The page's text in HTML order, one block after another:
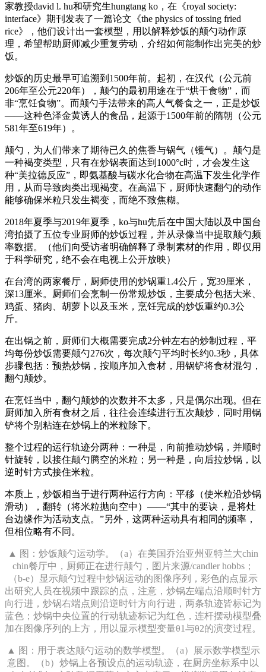
家教授david l. hu和研究生hungtang ko，在《royal society:
interface》期刊发表了一篇论文《the physics of tossing fried
rice》，他们设计出一套模型，用以解释炒饭的颠勺动作原
理，希望帮助厨师减少重复劳动，介绍如何能制作出完美的炒
饭。
炒饭的历史最早可追溯到1500年前。起初，在汉代（公元前
206年至公元220年），颠勺的最初用途在于“烘干食物”，而
非“烹饪食物”。而颠勺手法带来的高人气餐食之一，正是炒饭
——这种色泽金黄诱人的食品，起源于1500年前的隋朝（公元
581年至619年）。
颠勺，为人们带来了期待已久的焦香与锅气（镬气）。颠勺是
一种褐变类型，只有在炒锅表面达到1000°c时，才会发生这
种“美拉德反应”，即氨基酸与碳水化合物在高温下发生化学作
用，从而导致肉类出现褐变。在高温下，厨师快速翻勺的动作
能够确保米粒只发生褐变，而绝不致焦糊。
2018年夏季与2019年夏季，ko与hu先后在中国大陆以及中国台
湾拍摄了五位专业厨师的炒饭过程，并从录像当中提取颠勺频
率数据。（他们向受访者明确解释了录制素材的作用，即仅用
于科学研究，绝不会在电视上公开放映）
在台湾的两家餐厅，厨师使用的炒锅重1.4公斤，宽39厘米，
深13厘米。厨师们会烹制一份常规炒饭，主要成分包括大米、
鸡蛋、猪肉、胡萝卜以及玉米，烹饪完成的炒饭重约0.3公
斤。
在出锅之前，厨师们大概需要完成2分钟左右的炒制过程，平
均每份炒饭需要颠勺276次，每次颠勺平均时长约0.3秒，具体
步骤包括：预热炒锅，按顺序加入食材，用锅铲将食材混匀，
翻勺颠炒。
在烹饪当中，翻勺颠炒的次数并不太多，只是偶尔出现。但在
厨师加入所有食材之后，往往会连续进行五次颠炒，同时用锅
铲将个别粘连在炒锅上的米粒除下。
整个过程的运行轨迹分两种：一种是，向前推动炒锅，并顺时
针旋转，以接住颠勺腾空的米粒；另一种是，向后拉炒锅，以
逆时针方式接住米粒。
本质上，炒饭相当于进行两种运行方向：平移（使米粒沿炒锅
滑动），翻转（将米粒抛向空中）——“其中的要诀，是将灶
台边缘作为活动支点。”另外，这两种运动具有相同的频率，
但相位略有不同。
▲ 图：炒饭颠勺运动学。（a）在美国乔治亚州亚特兰大chin
chin餐厅中，厨师正在进行颠勺，图片来源/candler hobbs；
（b-e）显示颠勺过程中炒锅运动的图像序列，彩色的点显示
出研究人员在视频中跟踪的点，注意，炒锅左端点沿顺时针方
向行进，炒锅右端点则沿逆时针方向行进，两条轨迹皆标记为
蓝色；炒锅中央位置的行动轨迹标记为红色，连杆摆动模型叠
加在图像序列的上方，用以显示模型变量θ1与θ2的演变过程。
▲ 图：用于表达颠勺运动的数学模型。（a）展示数学模型示
意图。（b）炒锅上各预设点的运动轨迹，在厨房坐标系中以